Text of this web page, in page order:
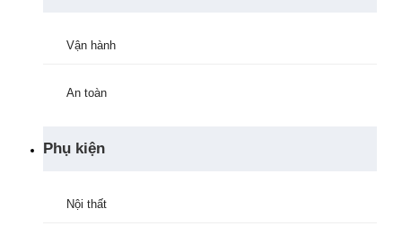
Vận hành
An toàn
Phụ kiện
Nội thất